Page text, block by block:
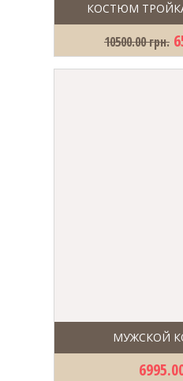
КОСТЮМ ТРОЙКА
10500.00 грн.
МУЖСКОЙ